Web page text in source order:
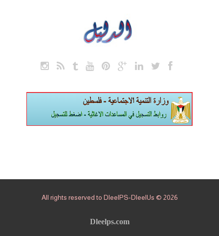
All rights reserved to DleelPS-DleelUs © 2026
Dleelps.com